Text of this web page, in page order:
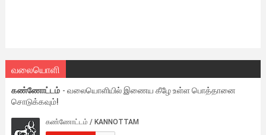
வலையொளி
கண்ணோட்டம் - வலையொளியில் இணைய கீழே உள்ள பொத்தானை
சொடுக்கவும்!